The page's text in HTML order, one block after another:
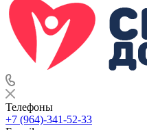
Телефоны
+7 (964)-341-52-33